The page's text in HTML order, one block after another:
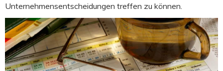
Unternehmensentscheidungen treffen zu können.